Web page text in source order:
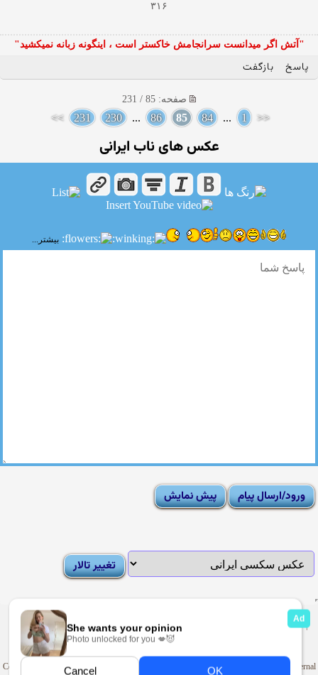
۳۱۶
"آتش اگر ميدانست سرانجامش خاكستر است ، اينگونه زبانه نميكشيد"
پاسخ بازگفت
صفحه: 85 / 231
<<
1
...
84
85
86
...
230
231
>>
عکس های ناب ایرانی
بیشتر...
DMCA/Report Abuse (گزارش) | News | Rules | Moderator List |
Sexy Pictures Archive | Adult Forums
Copyright © 2009-2025Looti.net
. Looti Forums is not responsible for the content of external